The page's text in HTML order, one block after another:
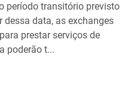
período transitório previsto
dessa data, as exchanges
prestar serviços de
poderão t...